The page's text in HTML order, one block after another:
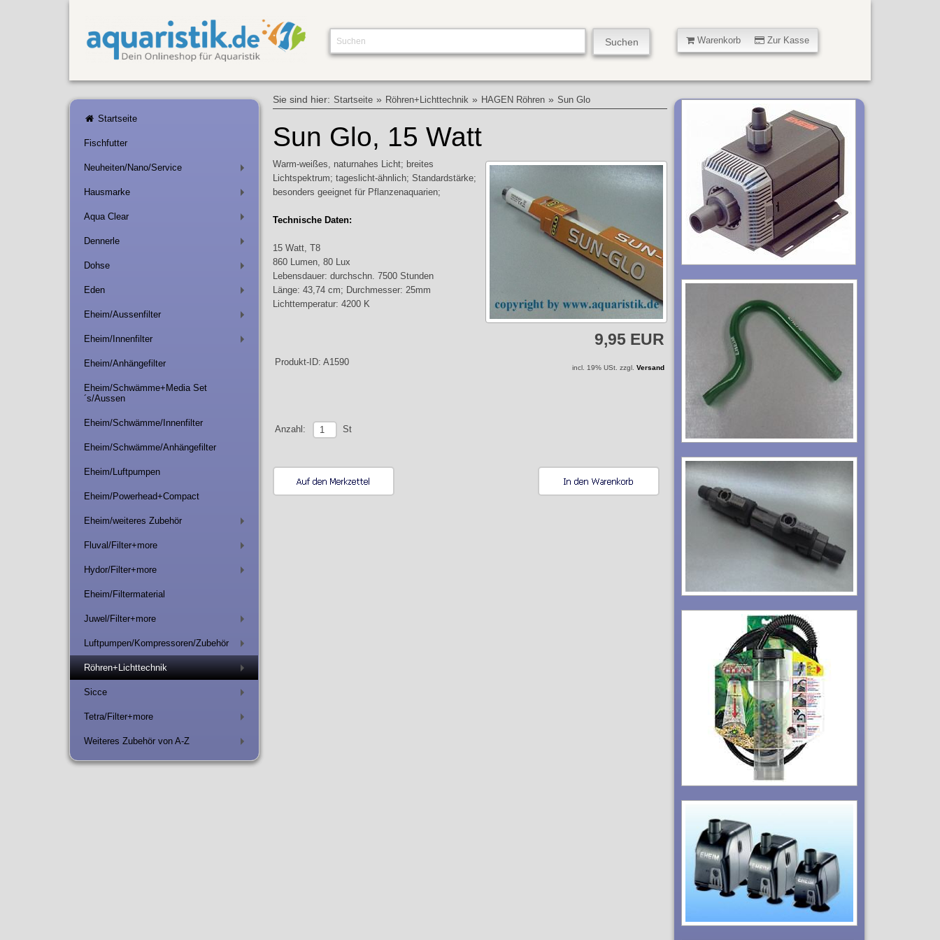
Warenkorb Zur Kasse
Startseite
Fischfutter
Neuheiten/Nano/Service
Hausmarke
Aqua Clear
Dennerle
Dohse
Eden
Eheim/Aussenfilter
Eheim/Innenfilter
Eheim/Anhängefilter
Eheim/Schwämme+Media Set
´s/Aussen
Eheim/Schwämme/Innenfilter
Eheim/Schwämme/Anhängefilter
Eheim/Luftpumpen
Eheim/Powerhead+Compact
Eheim/weiteres Zubehör
Fluval/Filter+more
Hydor/Filter+more
Eheim/Filtermaterial
Juwel/Filter+more
Luftpumpen/Kompressoren/Zubehör
Röhren+Lichttechnik
Sicce
Tetra/Filter+more
Weiteres Zubehör von A-Z
Sie sind hier: Startseite » Röhren+Lichttechnik » HAGEN Röhren » Sun Glo
Sun Glo, 15 Watt
Warm-weißes, naturnahes Licht; breites
Lichtspektrum; tageslicht-ähnlich; Standardstärke;
besonders geeignet für Pflanzenaquarien;
Technische Daten:
15 Watt, T8
860 Lumen, 80 Lux
Lebensdauer: durchschn. 7500 Stunden
Länge: 43,74 cm; Durchmesser: 25mm
Lichttemperatur: 4200 K
9,95 EUR
Produkt-ID: A1590
incl. 19% USt. zzgl.Versand
Anzahl: St